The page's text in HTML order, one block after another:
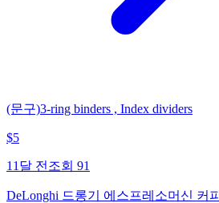
(문구)3-ring binders , Index dividers
$5
11달 전 조회 91
DeLonghi 드롱기 에스프레소머신 커피